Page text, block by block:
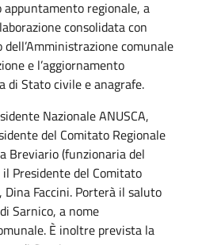
appuntamento regionale, a
consolidata con
dell’Amministrazione comunale
e l’aggiornamento
di Stato civile e anagrafe.
Nazionale ANUSCA,
del Comitato Regionale
Breviario (funzionaria del
Presidente del Comitato
Faccini. Porterà il saluto
Sarnico, a nome
È inoltre prevista la